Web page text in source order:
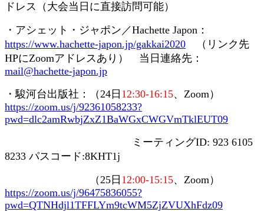
ドレス（大会当日に直接訪問可能）
・アシェット・ジャポン／Hachette Japon ：
https://www.hachette-japon.jp/gakkai2020 （リンク先
HPにZoomアドレスあり） 当日連絡先：
mail@hachette-japon.jp
・駿河台出版社：（24 日 12:30-16:15、 Zoom）
https://zoom.us/j/92361058233?
pwd=dlc2amRwbjZxZ1BaWGxCWGVmTklEUT09
ミーティングID: 923 6105
8233 パスコード:8KHT1j
（25 日 12:00-15:15、 Zoom）
https://zoom.us/j/96475836055?
pwd=QTNHdjl1TFFLYm9tcWM5ZjZVUXhFdz09